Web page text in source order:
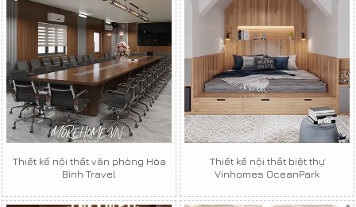
Thiết kế nội thất văn phòng Hòa
Bình Travel
Thiết kế nội thất biệt thự
Vinhomes OceanPark